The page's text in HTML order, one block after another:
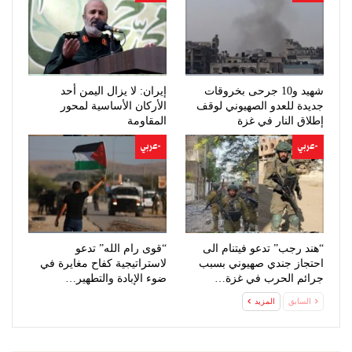
شهيد و10 جرحى بخروقات
جديدة للعدو الصهيوني لوقف
إطلاق النار في غزة
إيران: لا يزال اليمن أحد
الأركان الأساسية لمحور
المقاومة
-عربي
“هند رجب” تدعو فيتنام الى
احتجاز جندي صهيوني بسبب
جرائم الحرب في غزة…
-عربي
“قوى رام الله” تدعو
لاستراتيجية كفاح مغايرة في
ضوء الإبادة والتطهير…
السابق المزيد